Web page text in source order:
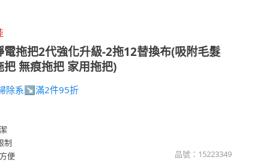
電拖把2代強化升級-2拖12替換布(吸附毛髮
無痕拖把 家用拖把)
除系↘滿2件95折
制
便
品號： 15223349